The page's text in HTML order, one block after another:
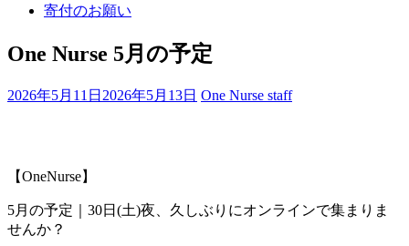
寄付のお願い
One Nurse 5月の予定
2026年5月11日 2026年5月13日 One Nurse staff
【OneNurse】
5月の予定｜30日(土)夜、久しぶりにオンラインで集まりま
せんか？